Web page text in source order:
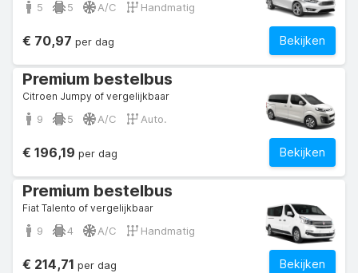
5 5 A/C Handmatig
Bekijken
€ 70,97 per dag
Premium bestelbus
Citroen Jumpy of vergelijkbaar
9 5 A/C Auto.
Bekijken
€ 196,19 per dag
Premium bestelbus
Fiat Talento of vergelijkbaar
9 4 A/C Handmatig
Bekijken
€ 214,71 per dag